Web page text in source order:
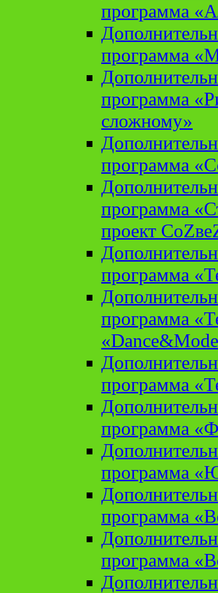
программа
программа
программа
сложному»
программа
программа
проект
программа
программа
программа
программа
программа
программа
программа